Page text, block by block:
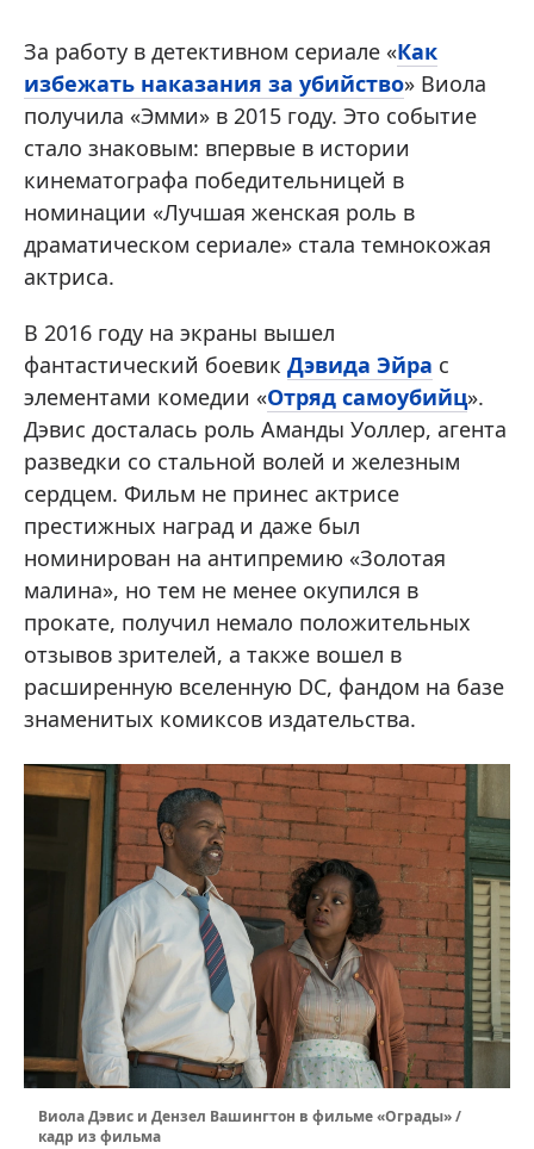
За работу в детективном сериале «Как
избежать наказания за убийство» Виола
получила «Эмми» в 2015 году. Это событие
стало знаковым: впервые в истории
кинематографа победительницей в
номинации «Лучшая женская роль в
драматическом сериале» стала темнокожая
актриса.
В 2016 году на экраны вышел
фантастический боевик Дэвида Эйра с
элементами комедии «Отряд самоубийц».
Дэвис досталась роль Аманды Уоллер, агента
разведки со стальной волей и железным
сердцем. Фильм не принес актрисе
престижных наград и даже был
номинирован на антипремию «Золотая
малина», но тем не менее окупился в
прокате, получил немало положительных
отзывов зрителей, а также вошел в
расширенную вселенную DC, фандом на базе
знаменитых комиксов издательства.
Виола Дэвис и Дензел Вашингтон в фильме «Ограды» /
кадр из фильма